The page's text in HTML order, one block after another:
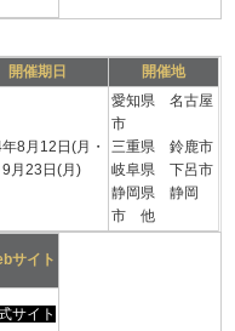
開催期日 開催地
8月12日(月・
月23日(月)
愛知県 名古屋
市
三重県 鈴鹿市
岐阜県 下呂市
静岡県 静岡
市 他
サイト
サイト